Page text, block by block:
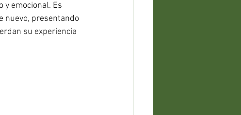
emocional. Es
nuevo, presentando
su experiencia